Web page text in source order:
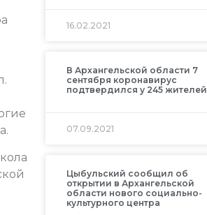
16.02.2021
В Архангельской области 7
сентября коронавирус
подтвердился у 245 жителей
07.09.2021
Цыбульский сообщил об
открытии в Архангельской
области нового социально-
культурного центра